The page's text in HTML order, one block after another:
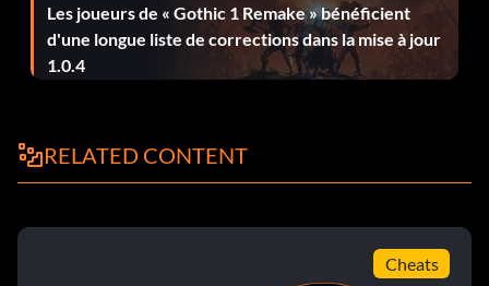
Les joueurs de « Gothic 1 Remake » bénéficient
d'une longue liste de corrections dans la mise à jour
1.0.4
RELATED CONTENT
Cheats